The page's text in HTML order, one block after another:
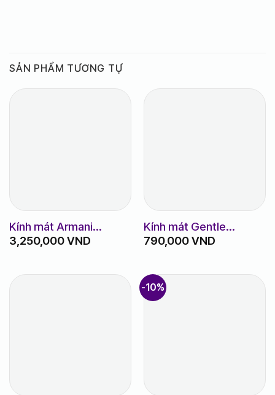
SẢN PHẨM TƯƠNG TỰ
Kính mát Armani
Exchange AX
3,250,000VND
Kính mát Gentle
Monster Tega
790,000VND
-10%